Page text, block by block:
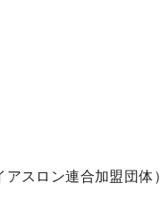
スロン連合加盟団体）